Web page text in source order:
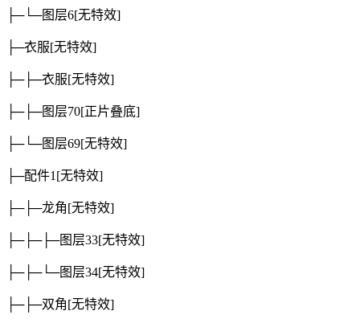
├─└─图层6[无特效]
├─衣服[无特效]
├─├─衣服[无特效]
├─├─图层70[正片叠底]
├─└─图层69[无特效]
├─配件1 [无特效]
├─├─龙角[无特效]
├─├─├─图层33[无特效]
├─├─└─图层34[无特效]
├─├─双角[无特效]